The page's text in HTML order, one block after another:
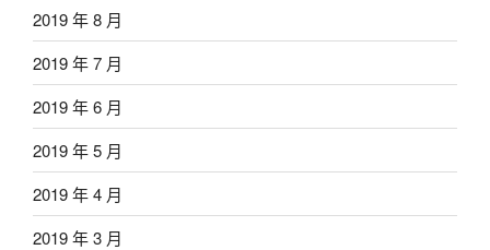
2019 年 8 月
2019 年 7 月
2019 年 6 月
2019 年 5 月
2019 年 4 月
2019 年 3 月